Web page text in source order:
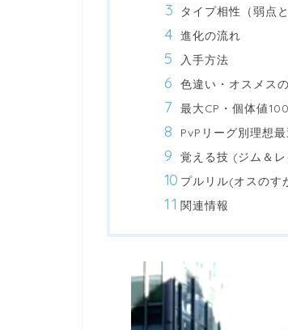
タイプ相性（弱点と
進化の流れ
入手方法
色違い・オスメス
最大CP・個体値
PvPリーグ別理想
覚える技 (ジム＆
プルリル(オスのす
関連情報